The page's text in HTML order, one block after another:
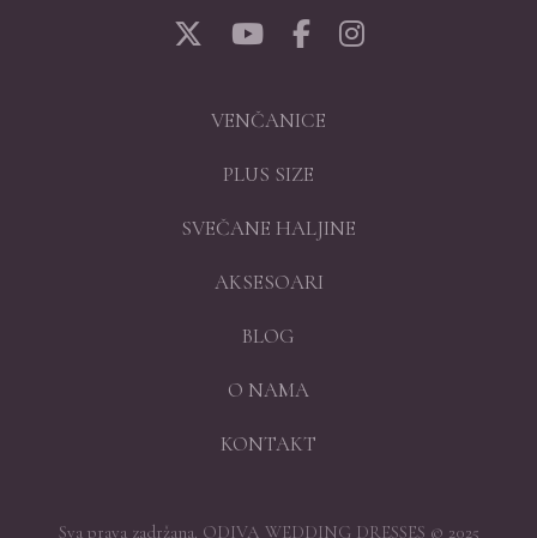
VENČANICE
PLUS SIZE
SVEČANE HALJINE
AKSESOARI
BLOG
O NAMA
KONTAKT
Sva prava zadržana. ODIVA WEDDING DRESSES © 2025